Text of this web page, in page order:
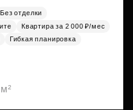
Без отделки
Квартира за 2 000 ₽/мес
Гибкая планировка